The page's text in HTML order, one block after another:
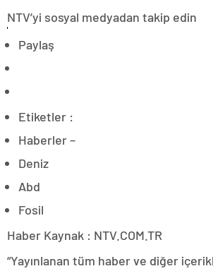
NTV’yi sosyal medyadan takip edin
Paylaş
Etiketler :
Haberler –
Deniz
Abd
Fosil
Haber Kaynak : NTV.COM.TR
“Yayınlanan tüm haber ve diğer